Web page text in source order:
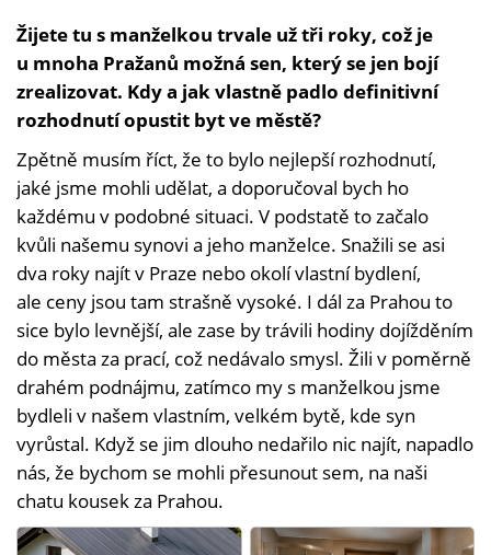
Žijete tu s manželkou trvale už tři roky, což je
u mnoha Pražanů možná sen, který se jen bojí
zrealizovat. Kdy a jak vlastně padlo definitivní
rozhodnutí opustit byt ve městě?
Zpětně musím říct, že to bylo nejlepší rozhodnutí,
jaké jsme mohli udělat, a doporučoval bych ho
každému v podobné situaci. V podstatě to začalo
kvůli našemu synovi a jeho manželce. Snažili se asi
dva roky najít v Praze nebo okolí vlastní bydlení,
ale ceny jsou tam strašně vysoké. I dál za Prahou to
sice bylo levnější, ale zase by trávili hodiny dojížděním
do města za prací, což nedávalo smysl. Žili v poměrně
drahém podnájmu, zatímco my s manželkou jsme
bydleli v našem vlastním, velkém bytě, kde syn
vyrůstal. Když se jim dlouho nedařilo nic najít, napadlo
nás, že bychom se mohli přesunout sem, na naši
chatu kousek za Prahou.